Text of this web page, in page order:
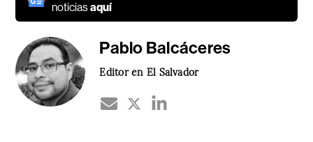
noticiasaquí
Pablo Balcáceres
Editor en El Salvador